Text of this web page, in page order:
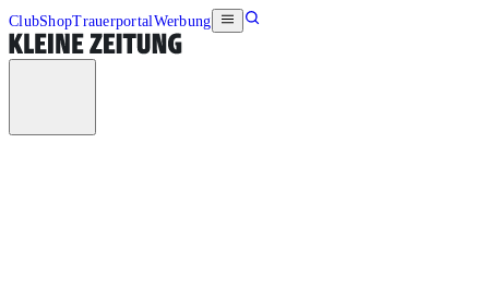
ClubShopTrauerportalWerbung